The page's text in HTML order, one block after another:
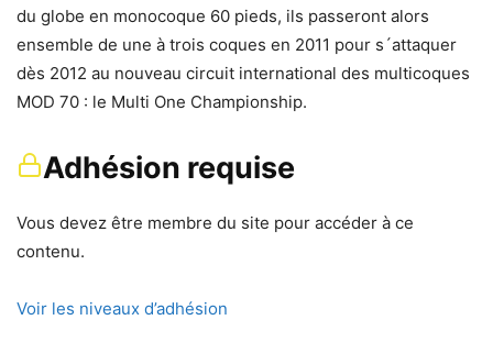
du globe en monocoque 60 pieds, ils passeront alors
ensemble de une à trois coques en 2011 pour s´attaquer
dès 2012 au nouveau circuit international des multicoques
MOD 70 : le Multi One Championship.
Adhésion requise
Vous devez être membre du site pour accéder à ce
contenu.
Voir les niveaux d’adhésion